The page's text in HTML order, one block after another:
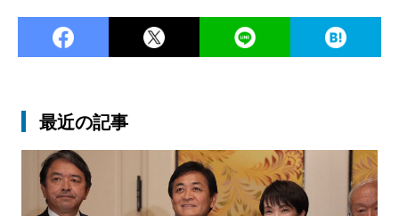
Facebook Twitter
最近の記事